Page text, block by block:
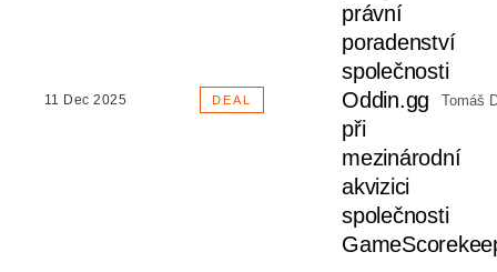
11 Dec 2025 DEAL
právní
poradenství
společnosti
Oddin.gg
při
mezinárodní
akvizici
společnosti
Tomáš